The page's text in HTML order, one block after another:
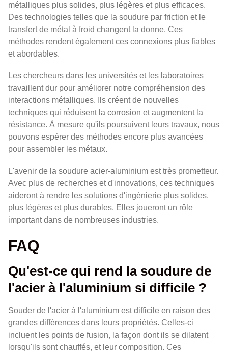
métalliques plus solides, plus légères et plus efficaces.
Des technologies telles que la soudure par friction et le
transfert de métal à froid changent la donne. Ces
méthodes rendent également ces connexions plus fiables
et abordables.
Les chercheurs dans les universités et les laboratoires
travaillent dur pour améliorer notre compréhension des
interactions métalliques. Ils créent de nouvelles
techniques qui réduisent la corrosion et augmentent la
résistance. À mesure qu'ils poursuivent leurs travaux, nous
pouvons espérer des méthodes encore plus avancées
pour assembler les métaux.
L'avenir de la soudure acier-aluminium est très prometteur.
Avec plus de recherches et d'innovations, ces techniques
aideront à rendre les solutions d'ingénierie plus solides,
plus légères et plus durables. Elles joueront un rôle
important dans de nombreuses industries.
FAQ
Qu'est-ce qui rend la soudure de
l'acier à l'aluminium si difficile ?
Souder de l'acier à l'aluminium est difficile en raison des
grandes différences dans leurs propriétés. Celles-ci
incluent les points de fusion, la façon dont ils se dilatent
lorsqu'ils sont chauffés, et leur composition. Ces